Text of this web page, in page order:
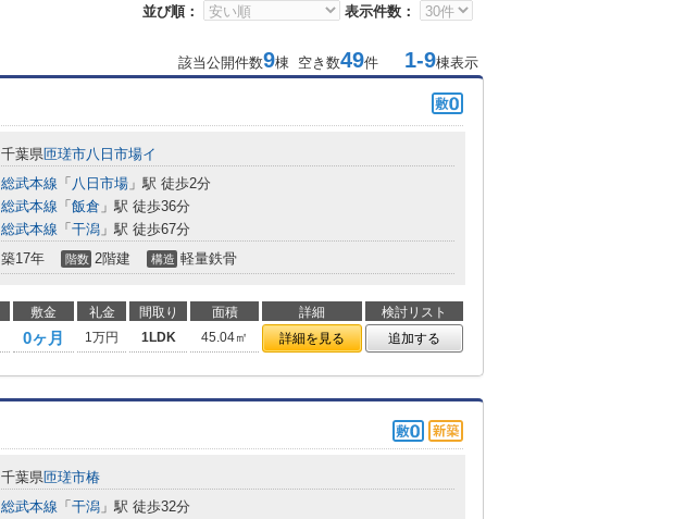
並び順： 表示件数：
該当公開件数9棟 空き数49件 1-9棟表示
千葉県匝瑳市八日市場イ
総武本線 「 八日市場 」駅 徒歩2分
総武本線 「 飯倉 」駅 徒歩36分
総武本線 「 干潟 」駅 徒歩67分
築17年 階数 2階建 構造 軽量鉄骨
敷金 礼金 間取り 面積 詳細
検討リスト
0ヶ月 1万円 1LDK 45.04㎡ 詳細を見る 追加する
千葉県匝瑳市椿
総武本線 「 干潟 」駅 徒歩32分